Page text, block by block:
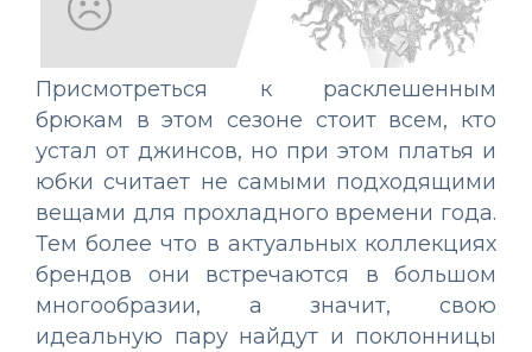
Присмотреться к расклешенным
брюкам в этом сезоне стоит всем, кто
устал от джинсов, но при этом платья и
юбки считает не самыми подходящими
вещами для прохладного времени года.
Тем более что в актуальных коллекциях
брендов они встречаются в большом
многообразии, а значит, свою
идеальную пару найдут и поклонницы